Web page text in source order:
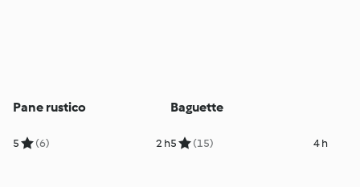
Pane rustico
5 (6) 2 h
Baguette
5 (15) 4 h